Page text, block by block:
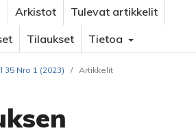
Arkistot
Tulevat artikkelit
Tilaukset Tietoa
35 Nro 1 (2023) / Artikkelit